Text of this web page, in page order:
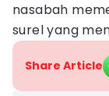
nasabah
surel yang
Share Article